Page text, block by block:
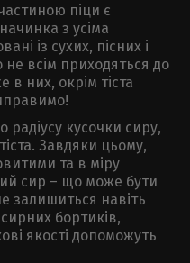
піци є
з усіма
із сухих, пісних і
не всім приходяться до
в них, окрім тіста
радіусу кусочки сиру,
Завдяки цьому,
та в міру
сир – що може бути
залишиться навіть
бортиків,
якості допоможуть